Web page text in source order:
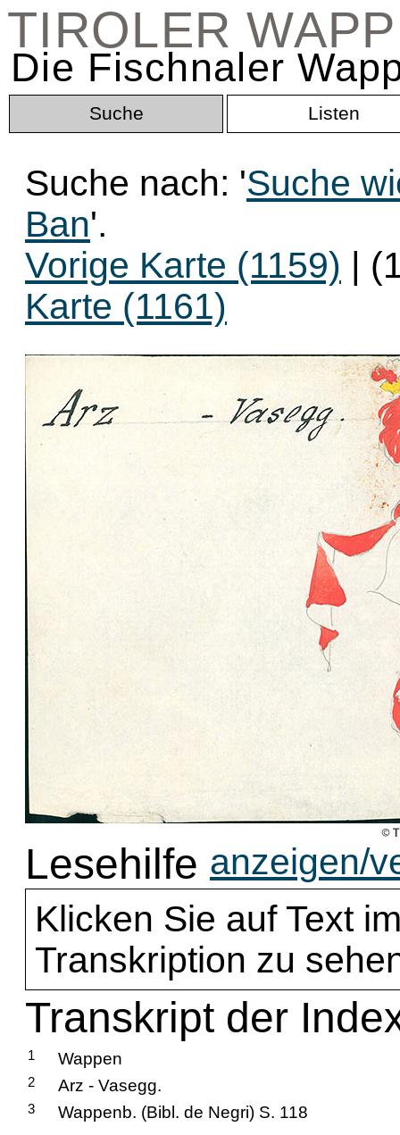
TIROLER
Die Fischnaler
Suche Listen
Suche nach: 'Suche
Ban'.
Vorige Karte (1159) |
Karte (1161)
Lesehilfe anzeigen/
Klicken Sie auf Text
Transkription zu
Transkript der
1 Wappen
2 Arz - Vasegg.
3 Wappenb. (Bibl. de Negri) S. 118